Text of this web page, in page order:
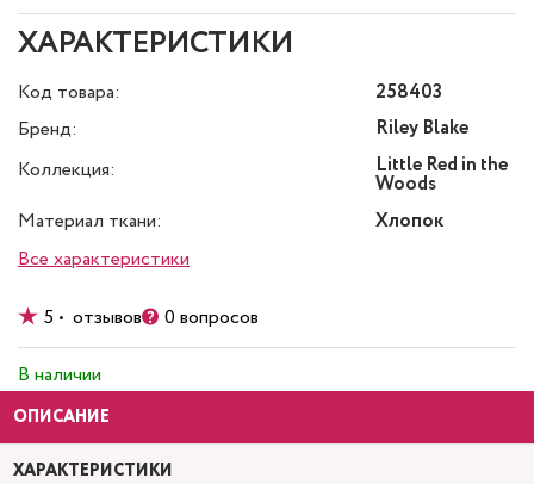
ХАРАКТЕРИСТИКИ
Код товара:
258403
Бренд:
Riley Blake
Коллекция:
Little Red in the
Woods
Материал ткани:
Хлопок
Все характеристики
5 • отзывов 0 вопросов
В наличии
ОПИСАНИЕ
ХАРАКТЕРИСТИКИ